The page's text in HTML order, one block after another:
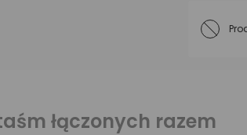
łączonych razem